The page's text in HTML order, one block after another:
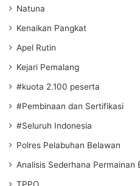
Natuna
Kenaikan Pangkat
Apel Rutin
Kejari Pemalang
#kuota 2.100 peserta
#Pembinaan dan Sertifikasi
#Seluruh Indonesia
Polres Pelabuhan Belawan
Analisis Sederhana Permainan